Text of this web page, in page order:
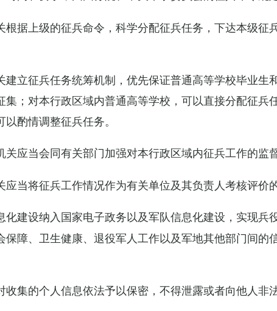
据上级的征兵命令，科学分配征兵任务，下达本级征
立征兵任务统筹机制，优先保证普通高等学校毕业生和
；对本行政区域内普通高等学校，可以直接分配征兵
酌情调整征兵任务。
应当会同有关部门加强对本行政区域内征兵工作的监督
当将征兵工作情况作为有关单位及其负责人考核评价的
建设纳入国家电子政务以及军队信息化建设，实现兵
障、卫生健康、退役军人工作以及军地其他部门间的
集的个人信息依法予以保密，不得泄露或者向他人非法